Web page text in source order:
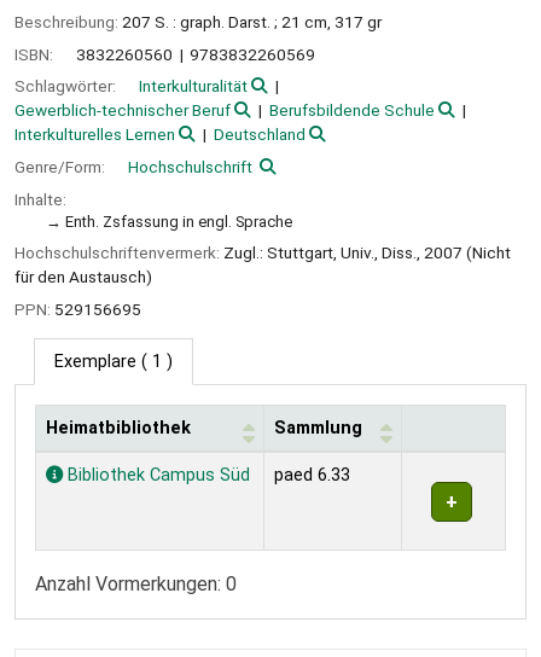
Beschreibung: 207 S. : graph. Darst. ; 21 cm, 317 gr
ISBN:
3832260560
9783832260569
Schlagwörter:
Interkulturalität
Gewerblich-technischer Beruf
Berufsbildende Schule
Interkulturelles Lernen
Deutschland
Genre/Form:
Hochschulschrift
Inhalte:
Enth. Zsfassung in engl. Sprache
Hochschulschriftenvermerk: Zugl.: Stuttgart, Univ., Diss., 2007 (Nicht
für den Austausch)
PPN: 529156695
Exemplare ( 1 )
Exemplare
Heimatbibliothek Sammlung
Bibliothek Campus Süd paed 6.33
Anzahl Vormerkungen: 0